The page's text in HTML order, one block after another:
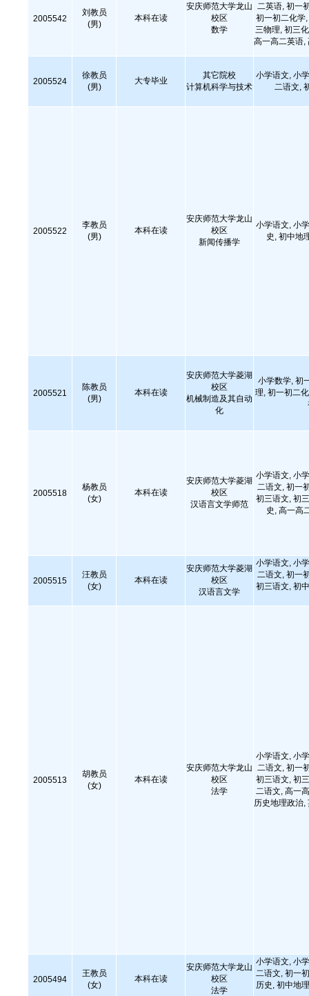
2005542
刘教员
(男)
本科在读
安庆师范大学龙山
校区
数学
二英语, 初一
初一初二化学
三物理, 初三
高一高二英语,
2005524
徐教员
(男)
大专毕业
其它院校
计算机科学与技术
小学语文, 小
二语文,
2005522
李教员
(男)
本科在读
安庆师范大学龙山
校区
新闻传播学
小学语文, 小
史, 初中地
2005521
陈教员
(男)
本科在读
安庆师范大学菱湖
校区
机械制造及其自动
化
小学数学, 初
理, 初一初二
2005518
杨教员
(女)
本科在读
安庆师范大学菱湖
校区
汉语言文学师范
小学语文, 小
二语文, 初一
初三语文, 初
史, 高一高
2005515
汪教员
(女)
本科在读
安庆师范大学菱湖
校区
汉语言文学
小学语文, 小
二语文, 初一
初三语文, 初
2005513
胡教员
(女)
本科在读
安庆师范大学龙山
校区
法学
小学语文, 小
二语文, 初一
初三语文, 初
二语文, 高一
历史地理政治,
2005494
王教员
(女)
本科在读
安庆师范大学龙山
校区
法学
小学语文, 小
二语文, 初一
历史, 初中地